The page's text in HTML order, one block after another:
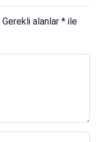
Gerekli alanlar * ile